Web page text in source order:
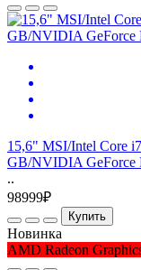
15,6" MSI/Intel Core
GB/NVIDIA GeForce
..
98999₽
Купить
Новинка
AMD Radeon